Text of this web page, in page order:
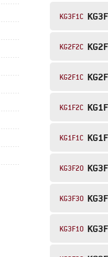
KG3F1C
KG2F2C
KG2F1C
KG1F2C
KG1F1C
KG3F2O
KG3F3O
KG3F1O